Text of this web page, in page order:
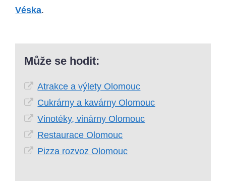
Véska.
Může se hodit:
Atrakce a výlety Olomouc
Cukrárny a kavárny Olomouc
Vinotéky, vinárny Olomouc
Restaurace Olomouc
Pizza rozvoz Olomouc